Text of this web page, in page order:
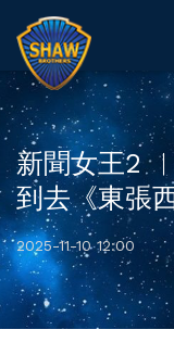
新聞女王2
到去《東張
2025-11-10 12:00